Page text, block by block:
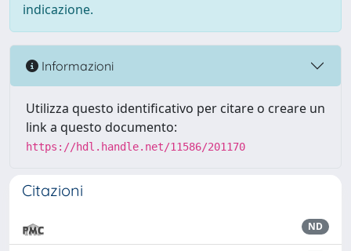
indicazione.
Informazioni
Utilizza questo identificativo per citare o creare un
link a questo documento:
https://hdl.handle.net/11586/201170
Citazioni
ND